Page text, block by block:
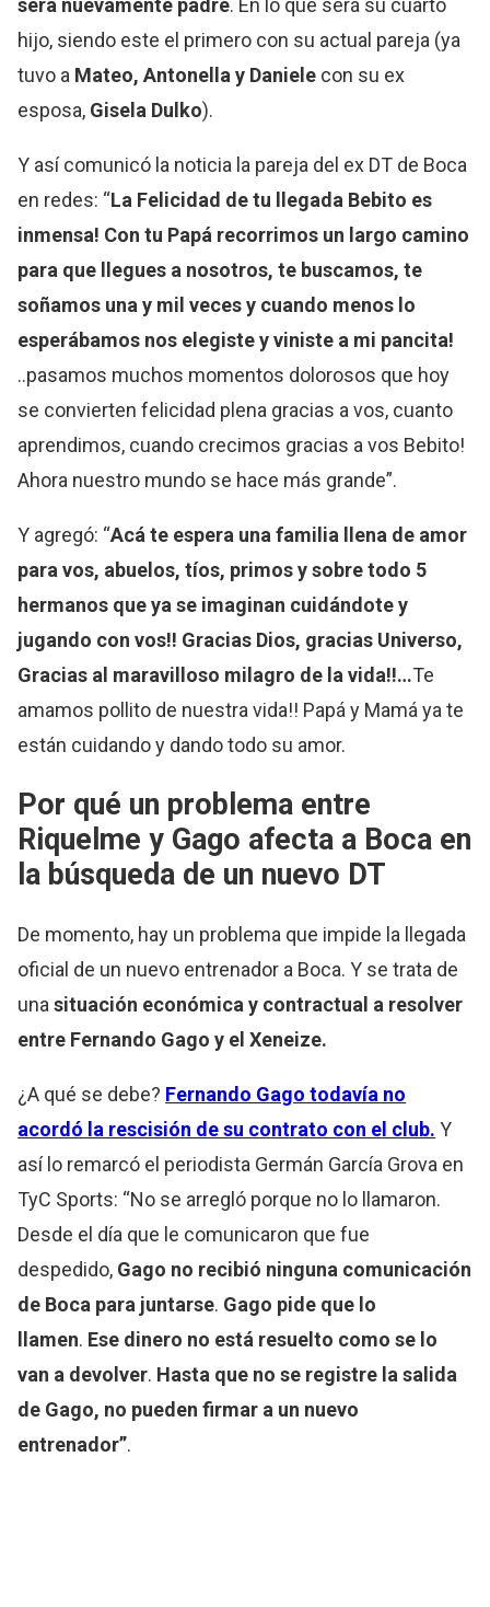
será nuevamente padre. En lo que será su cuarto
hijo, siendo este el primero con su actual pareja (ya
tuvo a Mateo, Antonella y Daniele con su ex
esposa, Gisela Dulko).
Y así comunicó la noticia la pareja del ex DT de Boca
en redes: “La Felicidad de tu llegada Bebito es
inmensa! Con tu Papá recorrimos un largo camino
para que llegues a nosotros, te buscamos, te
soñamos una y mil veces y cuando menos lo
esperábamos nos elegiste y viniste a mi pancita!
..pasamos muchos momentos dolorosos que hoy
se convierten felicidad plena gracias a vos, cuanto
aprendimos, cuando crecimos gracias a vos Bebito!
Ahora nuestro mundo se hace más grande”.
Y agregó: “Acá te espera una familia llena de amor
para vos, abuelos, tíos, primos y sobre todo 5
hermanos que ya se imaginan cuidándote y
jugando con vos!! Gracias Dios, gracias Universo,
Gracias al maravilloso milagro de la vida!!…Te
amamos pollito de nuestra vida!! Papá y Mamá ya te
están cuidando y dando todo su amor.
Por qué un problema entre
Riquelme y Gago afecta a Boca en
la búsqueda de un nuevo DT
De momento, hay un problema que impide la llegada
oficial de un nuevo entrenador a Boca. Y se trata de
una situación económica y contractual a resolver
entre Fernando Gago y el Xeneize.
¿A qué se debe? Fernando Gago todavía no
acordó la rescisión de su contrato con el club. Y
así lo remarcó el periodista Germán García Grova en
TyC Sports: “No se arregló porque no lo llamaron.
Desde el día que le comunicaron que fue
despedido, Gago no recibió ninguna comunicación
de Boca para juntarse. Gago pide que lo
llamen. Ese dinero no está resuelto como se lo
van a devolver. Hasta que no se registre la salida
de Gago, no pueden firmar a un nuevo
entrenador”.